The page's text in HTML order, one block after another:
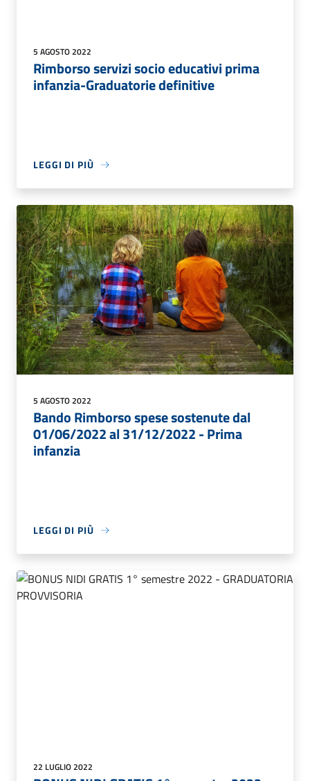
5 AGOSTO 2022
Rimborso servizi socio educativi prima
infanzia-Graduatorie definitive
LEGGI DI PIÙ
5 AGOSTO 2022
Bando Rimborso spese sostenute dal
01/06/2022 al 31/12/2022 - Prima
infanzia
LEGGI DI PIÙ
22 LUGLIO 2022